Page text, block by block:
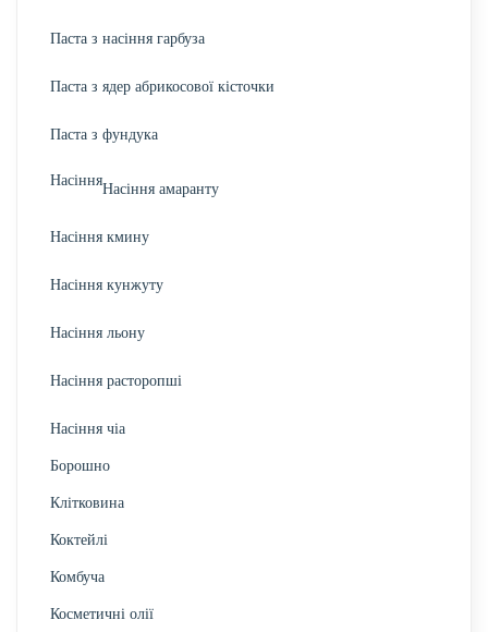
Паста з насіння гарбуза
Паста з ядер абрикосової кісточки
Паста з фундука
Насіння
Насіння амаранту
Насіння кмину
Насіння кунжуту
Насіння льону
Насіння расторопші
Насіння чіа
Борошно
Клітковина
Коктейлі
Комбуча
Косметичні олії